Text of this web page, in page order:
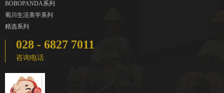
BOBOPANDA系列
蜀川生活美学系列
精选系列
028 - 6827 7011
咨询电话